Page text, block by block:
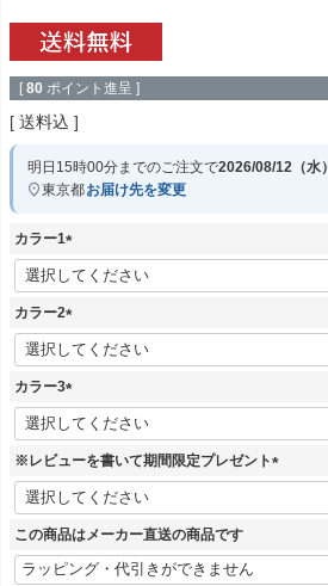
[ 80 ポイント進呈 ]
送料込
明日 15時00分までのご注文で2026/08/12（水）
東京都お届け先を変更
カラー1
(
必
須
カラー2
(
必
須
カラー3
(
必
須
※レビューを書いて期間限定プレゼント
(
この商品はメーカー直送の商品です